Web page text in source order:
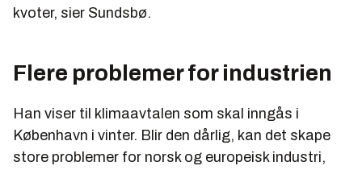
kvoter, sier Sundsbø.
Flere problemer for industrien
Han viser til klimaavtalen som skal inngås i
København i vinter. Blir den dårlig, kan det skape
store problemer for norsk og europeisk industri,